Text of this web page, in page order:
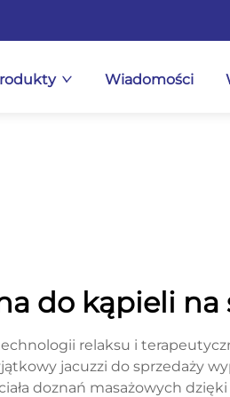
Wiadomości
do kąpieli na
relaksu i
jacuzzi do sprzedaży
doznań masażowych